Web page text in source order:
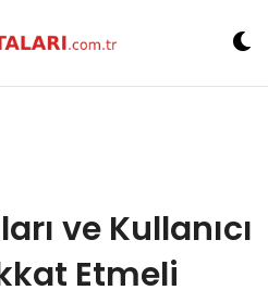
ve Kullanıcı
Etmeli